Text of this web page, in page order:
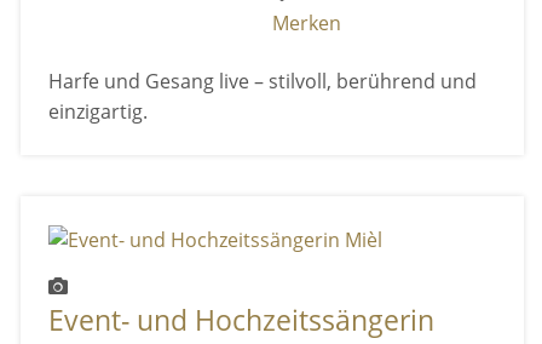
Merken
Harfe und Gesang live – stilvoll, berührend und
einzigartig.
Event- und Hochzeitssängerin